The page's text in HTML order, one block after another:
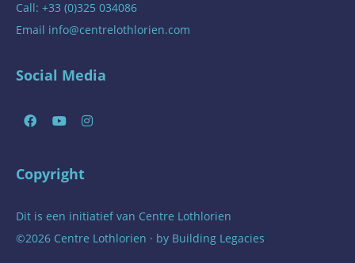
Call: +33 (0)325 034086
Email info@centrelothlorien.com
Social Media
Copyright
Dit is een initiatief van Centre Lothlorien
©2026 Centre Lothlorien · by Building Legacies